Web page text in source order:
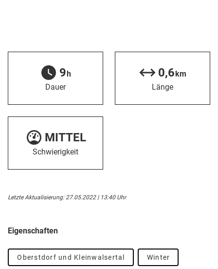
9h
Dauer
0,6km
Länge
MITTEL
Schwierigkeit
Letzte Aktualisierung: 27.05.2022 | 13:40 Uhr
Eigenschaften
Oberstdorf und Kleinwalsertal Winter